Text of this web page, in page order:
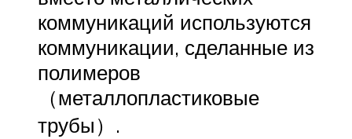
коммуникаций используются
коммуникации, сделанные из
полимеров
（металлопластиковые
трубы）.